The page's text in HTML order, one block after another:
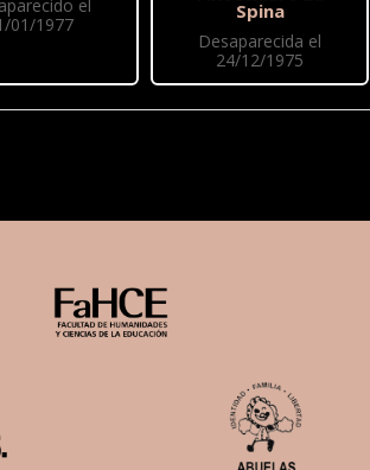
el
01/1977
Spina
Desaparecida el
24/12/1975